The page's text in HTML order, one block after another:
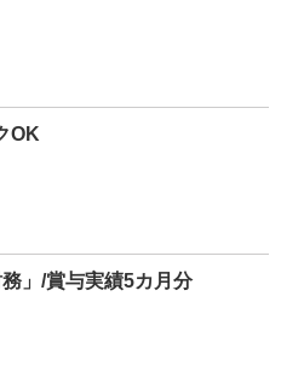
OK
」/賞与実績5カ月分